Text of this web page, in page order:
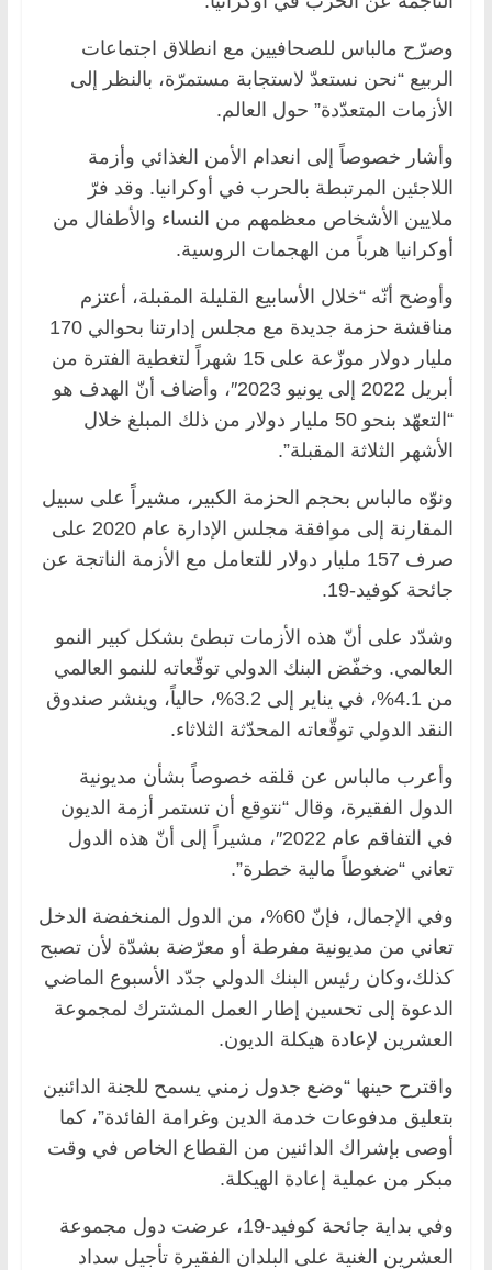
وصرّح مالباس للصحافيين مع انطلاق اجتماعات
الربيع “نحن نستعدّ لاستجابة مستمرّة، بالنظر إلى
الأزمات المتعدّدة” حول العالم.
وأشار خصوصاً إلى انعدام الأمن الغذائي وأزمة
اللاجئين المرتبطة بالحرب في أوكرانيا. وقد فرّ
ملايين الأشخاص معظمهم من النساء والأطفال من
أوكرانيا هرباً من الهجمات الروسية.
وأوضح أنّه “خلال الأسابيع القليلة المقبلة، أعتزم
مناقشة حزمة جديدة مع مجلس إدارتنا بحوالي 170
مليار دولار موزّعة على 15 شهراً لتغطية الفترة من
أبريل 2022 إلى يونيو 2023″، وأضاف أنّ الهدف هو
“التعهّد بنحو 50 مليار دولار من ذلك المبلغ خلال
الأشهر الثلاثة المقبلة”.
ونوّه مالباس بحجم الحزمة الكبير، مشيراً على سبيل
المقارنة إلى موافقة مجلس الإدارة عام 2020 على
صرف 157 مليار دولار للتعامل مع الأزمة الناتجة عن
جائحة كوفيد-19.
وشدّد على أنّ هذه الأزمات تبطئ بشكل كبير النمو
العالمي. وخفّض البنك الدولي توقّعاته للنمو العالمي
من 4.1%، في يناير إلى 3.2%، حالياً، وينشر صندوق
النقد الدولي توقّعاته المحدّثة الثلاثاء.
وأعرب مالباس عن قلقه خصوصاً بشأن مديونية
الدول الفقيرة، وقال “نتوقع أن تستمر أزمة الديون
في التفاقم عام 2022″، مشيراً إلى أنّ هذه الدول
تعاني “ضغوطاً مالية خطرة”.
وفي الإجمال، فإنّ 60%، من الدول المنخفضة الدخل
تعاني من مديونية مفرطة أو معرّضة بشدّة لأن تصبح
كذلك،وكان رئيس البنك الدولي جدّد الأسبوع الماضي
الدعوة إلى تحسين إطار العمل المشترك لمجموعة
العشرين لإعادة هيكلة الديون.
واقترح حينها “وضع جدول زمني يسمح للجنة الدائنين
بتعليق مدفوعات خدمة الدين وغرامة الفائدة”، كما
أوصى بإشراك الدائنين من القطاع الخاص في وقت
مبكر من عملية إعادة الهيكلة.
وفي بداية جائحة كوفيد-19، عرضت دول مجموعة
العشرين الغنية على البلدان الفقيرة تأجيل سداد